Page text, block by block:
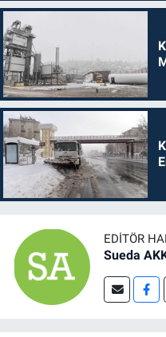
EDITÖR
Sueda